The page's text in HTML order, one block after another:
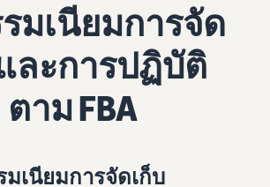
มเนียมการจัด
ละการปฏิบัติ
ตาม FBA
มเนียมการจัดเก็บ